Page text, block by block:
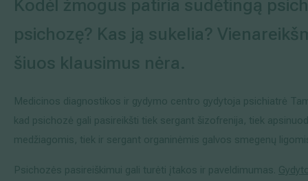
Kodėl žmogus patiria sudėtingą
psichozę? Kas ją sukelia?
šiuos klausimus nėra.
Medicinos diagnostikos ir gydymo centro gydytoja psichiatrė
kad psichozė gali pasireikšti tiek sergant šizofrenija, tiek
medžiagomis, tiek ir sergant organinėmis galvos smegenų
Psichozės pasireiškimui gali turėti įtakos ir paveldimumas.
Mamologija (Krūtų onkochirurgija)
Hila paslaugos
Hila gydytojai
Sveikatos patarimai